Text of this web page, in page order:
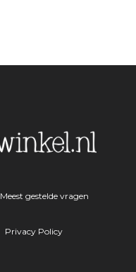
Meest gestelde vragen
Privacy Policy